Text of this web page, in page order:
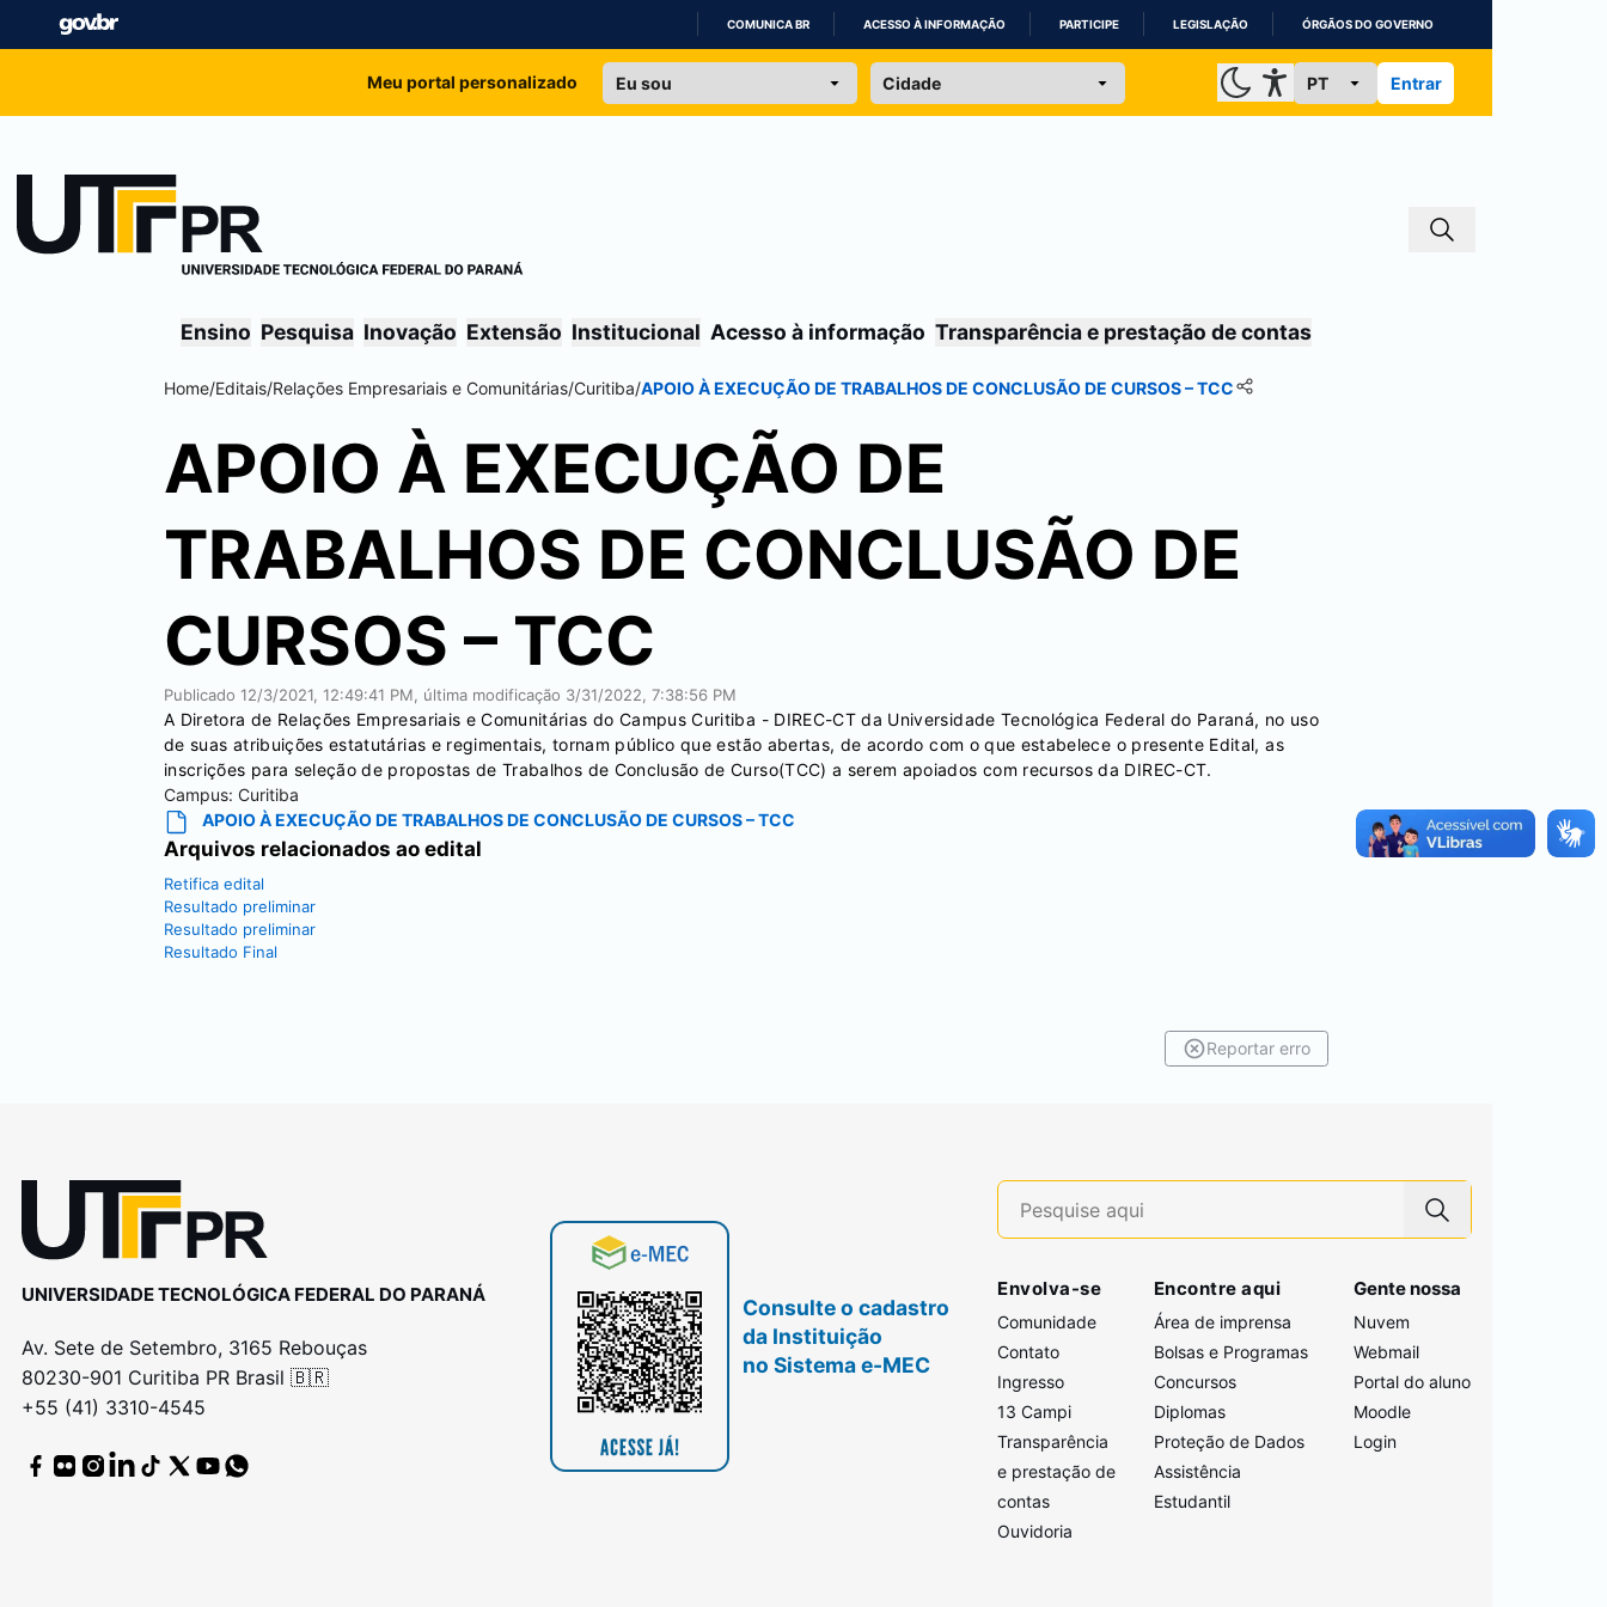
IR
COMUNICA BR ACESSO À INFORMAÇÃO PARTICIPE LEGISLAÇÃO ÓRGÃOS DO GOVERNO
Meu portal personalizado Entrar
Ensino Pesquisa Inovação Extensão Institucional Acesso à informação Transparência e prestação de contas
Home/Editais/Relações Empresariais e Comunitárias/Curitiba/APOIO À EXECUÇÃO DE TRABALHOS DE CONCLUSÃO DE CURSOS – TCC
APOIO À EXECUÇÃO DE
TRABALHOS DE CONCLUSÃO DE
CURSOS – TCC
Publicado 12/3/2021, 12:49:41 PM , última modificação 3/31/2022, 7:38:56 PM
A Diretora de Relações Empresariais e Comunitárias do Campus Curitiba - DIREC-CT da Universidade Tecnológica Federal do Paraná, no uso
de suas atribuições estatutárias e regimentais, tornam público que estão abertas, de acordo com o que estabelece o presente Edital, as
inscrições para seleção de propostas de Trabalhos de Conclusão de Curso(TCC) a serem apoiados com recursos da DIREC-CT.
Campus: Curitiba
APOIO À EXECUÇÃO DE TRABALHOS DE CONCLUSÃO DE CURSOS – TCC
Arquivos relacionados ao edital
Retifica edital
Resultado preliminar
Resultado preliminar
Resultado Final
Reportar erro
UNIVERSIDADE TECNOLÓGICA FEDERAL DO PARANÁ
Av. Sete de Setembro, 3165 Rebouças
80230-901 Curitiba PR Brasil 🇧🇷
+55 (41) 3310-4545
Consulte o cadastro
da Instituição
no Sistema e-MEC
Envolva-se
Comunidade
Contato
Ingresso
13 Campi
Transparência
e prestação de
contas
Ouvidoria
Encontre aqui
Área de imprensa
Bolsas e Programas
Concursos
Diplomas
Proteção de Dados
Assistência
Estudantil
Gente nossa
Nuvem
Webmail
Portal do aluno
Moodle
Login